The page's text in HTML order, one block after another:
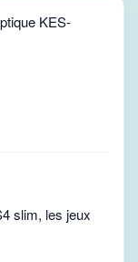
KES-
slim, les jeux